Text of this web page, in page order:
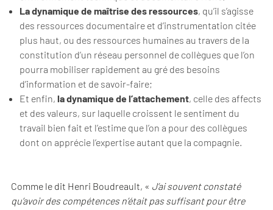
La dynamique de maîtrise des ressources, qu’il s’agisse
des ressources documentaire et d’instrumentation citée
plus haut, ou des ressources humaines au travers de la
constitution d’un réseau personnel de collègues que l’on
pourra mobiliser rapidement au gré des besoins
d’information et de savoir-faire;
Et enfin, la dynamique de l’attachement, celle des affects
et des valeurs, sur laquelle croissent le sentiment du
travail bien fait et l’estime que l’on a pour des collègues
dont on apprécie l’expertise autant que la compagnie.
Comme le dit Henri Boudreault, « J’ai souvent constaté
qu’avoir des compétences n’était pas suffisant pour être